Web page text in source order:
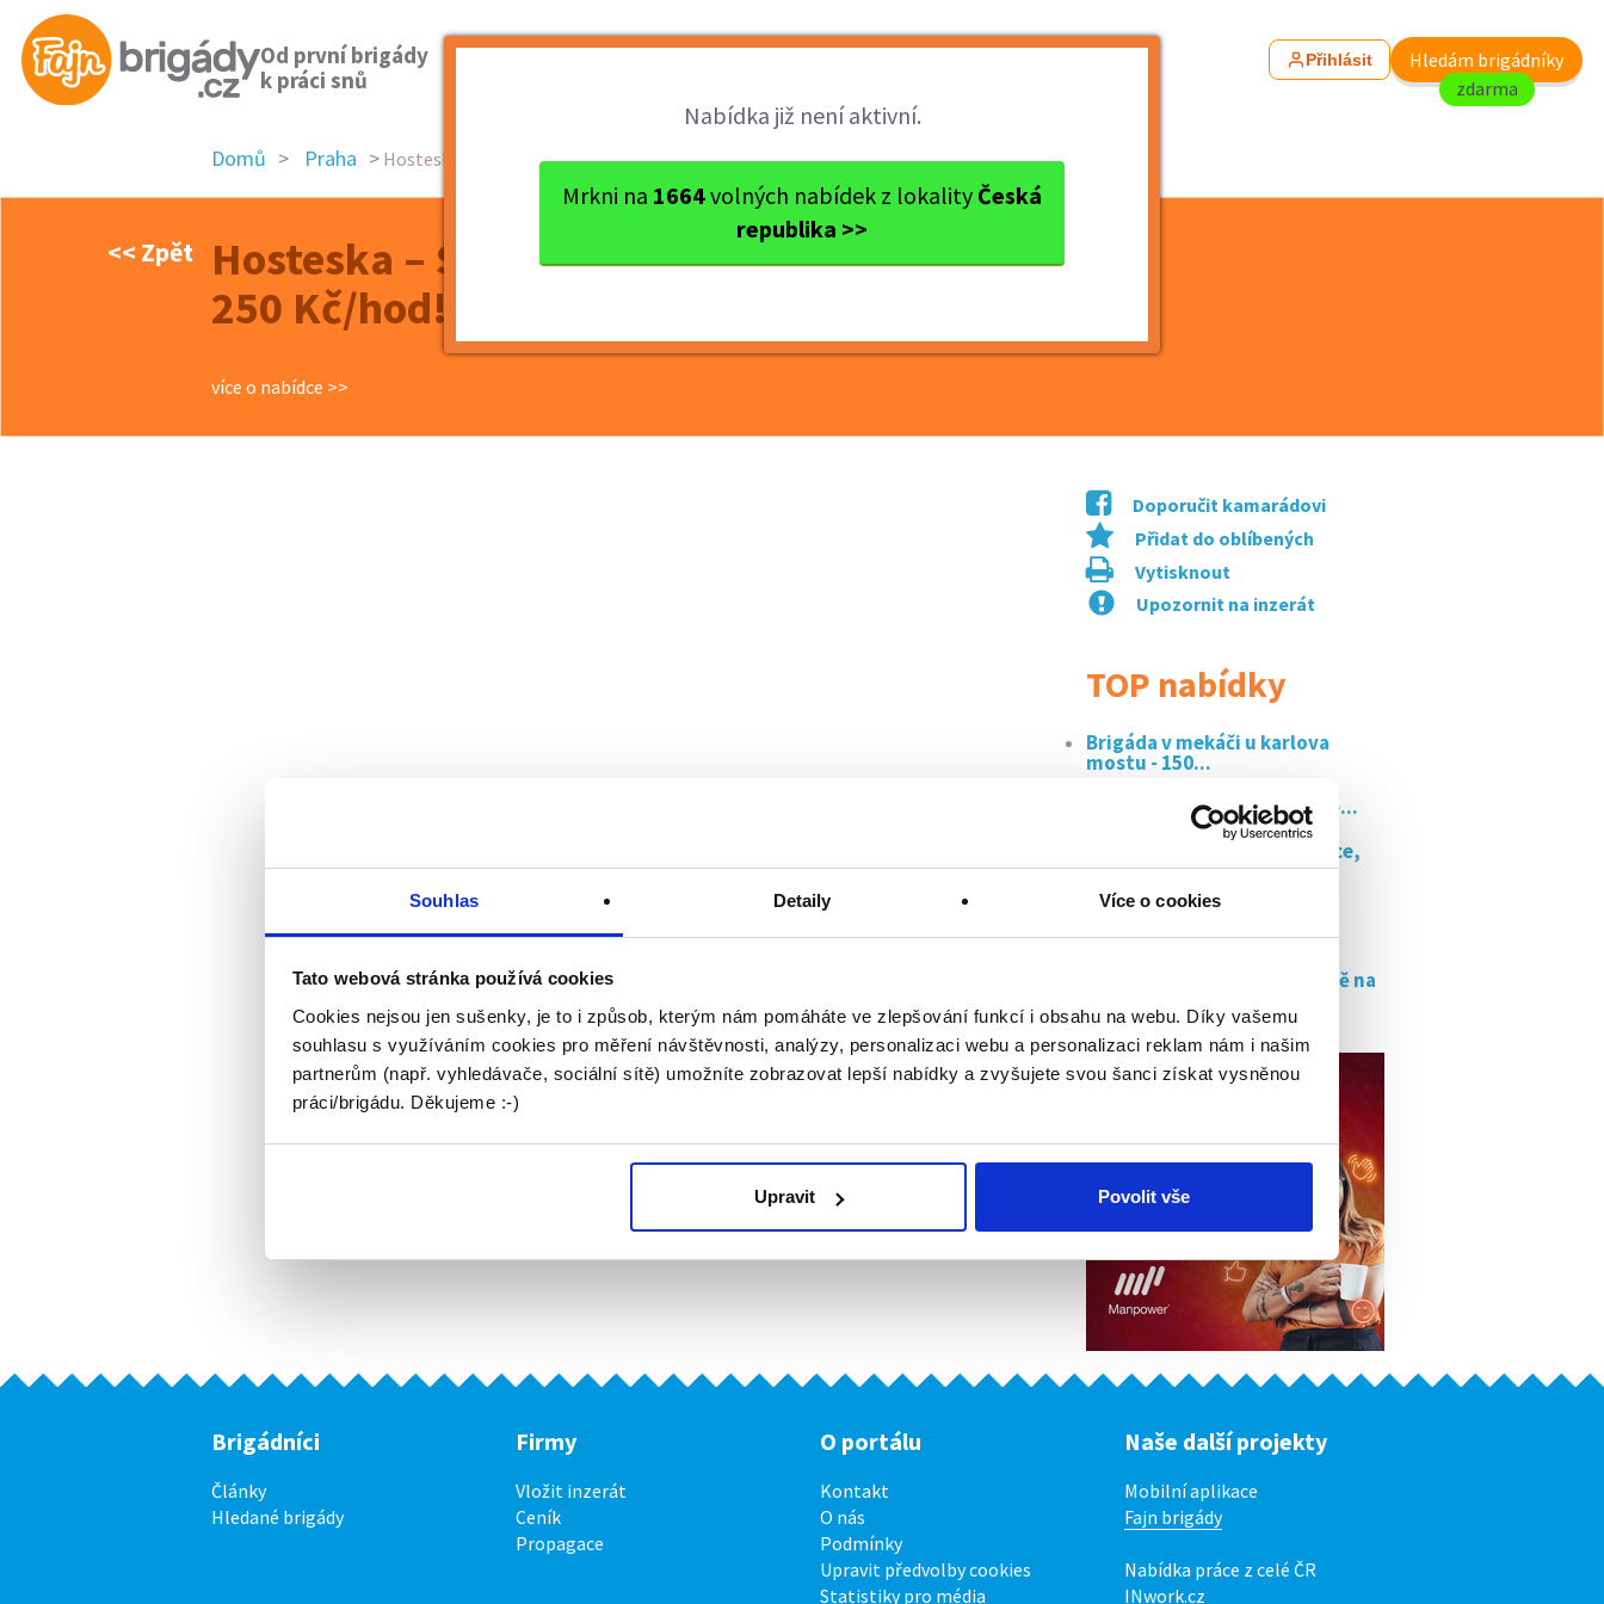
Souhlas Detaily Více o cookies
Tato webová stránka používá cookies
Cookies nejsou jen sušenky, je to i způsob, kterým nám pomáháte ve zlepšování funkcí i obsahu na webu. Díky vašemu
souhlasu s využíváním cookies pro měření návštěvnosti, analýzy, personalizaci webu a personalizaci reklam nám i našim
partnerům (např. vyhledávače, sociální sítě) umožníte zobrazovat lepší nabídky a zvyšujete svou šanci získat vysněnou
práci/brigádu. Děkujeme :-)
Upravit Povolit vše
Od první brigády
k práci snů
Přihlásit
Hledám brigádníky
zdarma
Nabídka již není aktivní.
Mrkni na 1664volných nabídek z lokality Česká
republika >>
Domů Praha Hosteska – SPORT BAR | Máj ...
<< Zpět
Hosteska – SPORT BAR | Máj Národní –
250 Kč/hod!
více o nabídce >>
Doporučit kamarádovi
Přidat do oblíbených
Vytisknout
Upozornit na inzerát
TOP nabídky
Brigáda v mekáči u karlova
mostu - 150...
Vyplata po smene! skladové...
Řidič retraku horní počernice,
210 kč...
Pomocný kuchař/kuchařka
175kč/h čistého
Prodejní poradce/poradkyně na
Brigádníci
Články
Hledané brigády
Firmy
Vložit inzerát
Ceník
Propagace
O portálu
Kontakt
O nás
Podmínky
Upravit předvolby cookies
Statistiky pro média
Naše další projekty
Mobilní aplikace
Fajn brigády
Nabídka práce z celé ČR
INwork.cz